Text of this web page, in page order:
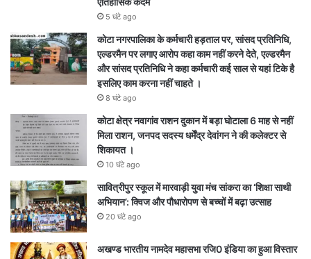
5 घंटे ago
कोटा नगरपालिका के कर्मचारी हड़ताल पर, सांसद प्रतिनिधि,
एल्डरमैन पर लगाए आरोप कहा काम नहीं करने देते, एल्डरमैन
और सांसद प्रतिनिधि ने कहा कर्मचारी कई साल से यहां टिके है
इसलिए काम करना नहीं चाहते ।
8 घंटे ago
कोटा क्षेत्र नवागांव राशन दुकान में बड़ा घोटाला 6 माह से नहीं
मिला राशन, जनपद सदस्य धर्मेंद्र देवांगन ने की कलेक्टर से
शिकायत ।
10 घंटे ago
सावित्रीपुर स्कूल में मारवाड़ी युवा मंच सांकरा का ‘शिक्षा साथी
अभियान’: क्विज और पौधारोपण से बच्चों में बढ़ा उत्साह
20 घंटे ago
अखण्ड भारतीय नामदेव महासभा रजि0 इंडिया का हुआ विस्तार